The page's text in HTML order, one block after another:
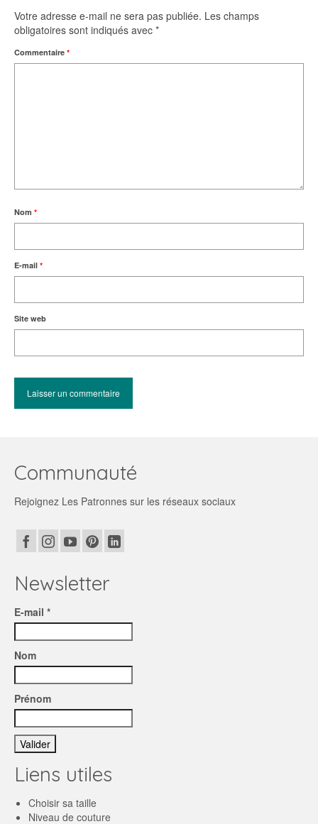
Votre adresse e-mail ne sera pas publiée. Les champs
obligatoires sont indiqués avec *
Commentaire *
Nom *
E-mail *
Site web
Communauté
Rejoignez Les Patronnes sur les réseaux sociaux
Newsletter
E-mail *
Nom
Prénom
Liens utiles
Choisir sa taille
Niveau de couture